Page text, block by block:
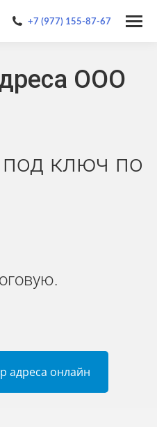
+7 (977) 155-87-67
ООО
ключ по
адреса онлайн